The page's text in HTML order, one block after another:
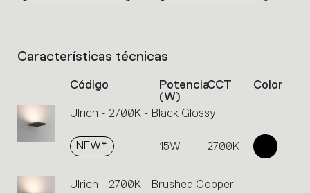
List
Click
on
the
or
Características técnicas
Código
Potencia
(W)
CCT Color
Ulrich - 2700K - Black Glossy
NEW* 15W 2700K
Ulrich - 2700K - Brushed Copper